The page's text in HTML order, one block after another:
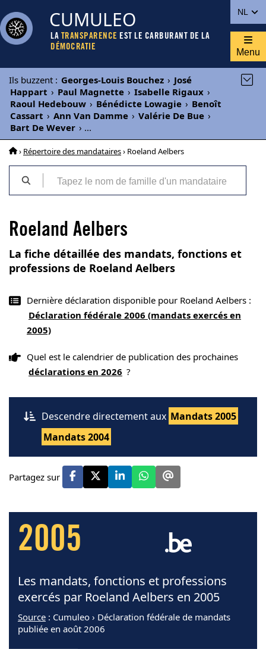
NL
CUMULEO
LA TRANSPARENCE EST LE CARBURANT DE LA
DÉMOCRATIE
Menu
Ils buzzent : Georges-Louis Bouchez › José
Happart › Paul Magnette › Isabelle Rigaux ›
Raoul Hedebouw › Bénédicte Lowagie › Benoît
Cassart › Ann Van Damme › Valérie De Bue ›
Bart De Wever › ...
› Répertoire des mandataires› Roeland Aelbers
Roeland Aelbers
La fiche détaillée des mandats, fonctions et
professions de Roeland Aelbers
Dernière déclaration disponible pour Roeland Aelbers :
Déclaration fédérale 2006 (mandats exercés en
2005)
Quel est le calendrier de publication des prochaines
déclarations en 2026 ?
Descendre directement aux Mandats 2005
Mandats 2004
Partagez sur
2005
Les mandats, fonctions et professions
exercés par Roeland Aelbers en 2005
Source : Cumuleo › Déclaration fédérale de mandats
publiée en août 2006